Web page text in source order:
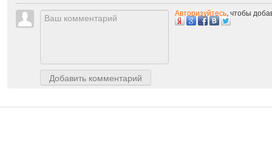
07:00 2012-04-29,Ответить